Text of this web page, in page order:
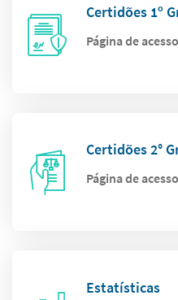
Certidões 1º
Página de
Certidões 2°
Página de
Estatísticas